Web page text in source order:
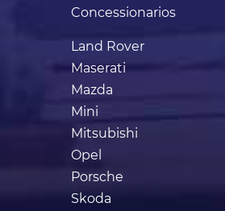
Land Rover
Maserati
Mazda
Mini
Mitsubishi
Opel
Porsche
Skoda
Concessionarios